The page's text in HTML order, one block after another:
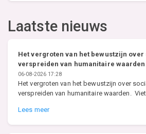
Laatste nieuws
Het vergroten van het bewustzijn
verspreiden van humanitaire
06-08-2026 17:28
Het vergroten van het bewustzijn over
verspreiden van humanitaire waarden.
Lees meer